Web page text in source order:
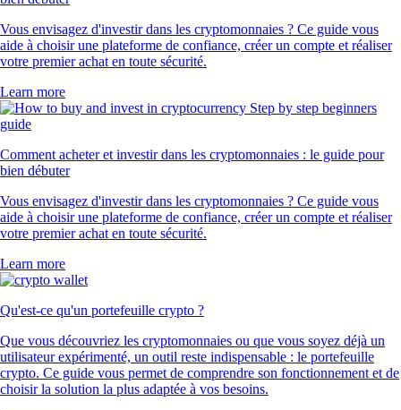
Vous envisagez d'investir dans les cryptomonnaies ? Ce guide vous
aide à choisir une plateforme de confiance, créer un compte et réaliser
votre premier achat en toute sécurité.
Learn more
Comment acheter et investir dans les cryptomonnaies : le guide pour
bien débuter
Vous envisagez d'investir dans les cryptomonnaies ? Ce guide vous
aide à choisir une plateforme de confiance, créer un compte et réaliser
votre premier achat en toute sécurité.
Learn more
Qu'est-ce qu'un portefeuille crypto ?
Que vous découvriez les cryptomonnaies ou que vous soyez déjà un
utilisateur expérimenté, un outil reste indispensable : le portefeuille
crypto. Ce guide vous permet de comprendre son fonctionnement et de
choisir la solution la plus adaptée à vos besoins.